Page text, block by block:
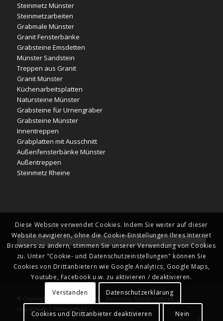
Steinmetz Münster
Steinmetzarbeiten
Grabmale Münster
Granit Fensterbänke
Grabsteine Emsdetten
Münster Sandstein
Treppen aus Granit
Granit Münster
Küchenarbeitsplatten
Natursteine Münster
Grabsteine für Urnengräber
Grabsteine Münster
Innentreppen
Grabplatten mit Ausschnitt
Außenfensterbänke Münster
Außentreppen
Steinmetz Rheine
Facebook News
© Copyright - Naturstein Kläver - Steinmetz Meisterbetrieb |
Impressum | Datenschutz |
Diese Website verwendet Cookies. Indem Sie weiter auf dieser
Website navigieren, ohne die Cookie-Einstellungen Ihres Internet
Browsers zu ändern, stimmen Sie unserer Verwendung von Cookies
zu. Unter "Cookie- und Datenschutzeinstellungen" können Sie
Cookies von Drittanbietern wie Google Analytics, Google Maps,
Youtube, Facebook u.w. zu aktivieren / deaktivieren.
Verstanden
Datenschutzerklärung
Cookies und Drittanbieter deaktivieren Nein